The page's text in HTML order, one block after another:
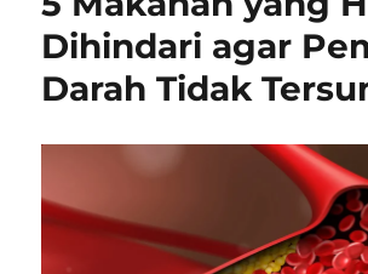
Dihindari agar
Darah Tidak